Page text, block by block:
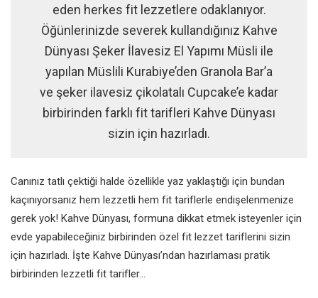
eden herkes fit lezzetlere odaklanıyor.
Öğünlerinizde severek kullandığınız Kahve
Dünyası Şeker İlavesiz El Yapımı Müsli ile
yapılan Müslili Kurabiye’den Granola Bar’a
ve şeker ilavesiz çikolatalı Cupcake’e kadar
birbirinden farklı fit tarifleri Kahve Dünyası
sizin için hazırladı.
Canınız tatlı çektiği halde özellikle yaz yaklaştığı için bundan
kaçınıyorsanız hem lezzetli hem fit tariflerle endişelenmenize
gerek yok! Kahve Dünyası, formuna dikkat etmek isteyenler için
evde yapabileceğiniz birbirinden özel fit lezzet tariflerini sizin
için hazırladı. İşte Kahve Dünyası’ndan hazırlaması pratik
birbirinden lezzetli fit tarifler…